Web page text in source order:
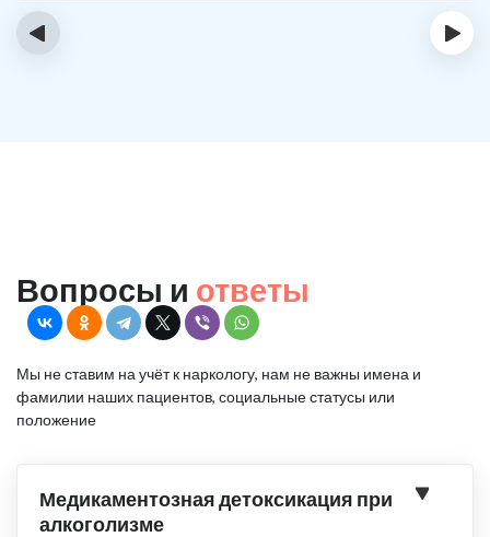
‹ ›
Вопросы и ответы
Мы не ставим на учёт к наркологу, нам не важны имена и
фамилии наших пациентов, социальные статусы или
положение
Медикаментозная детоксикация при
алкоголизме